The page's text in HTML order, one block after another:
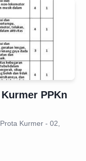
PPKn
Kurmer - 02,